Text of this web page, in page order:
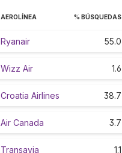
AEROLÍNEA % BÚSQUEDAS
Ryanair 55.0
Wizz Air 1.6
Croatia Airlines 38.7
Air Canada 3.7
Transavia 1.1